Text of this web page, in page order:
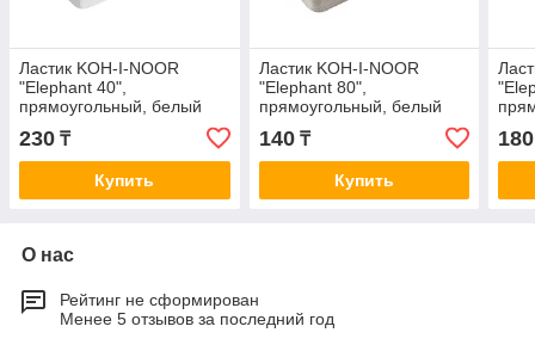
Ластик KOH-I-NOOR
"Elephant 40",
прямоугольный, белый
(36х23х8 мм)
230 ₸
Купить
Ластик KOH-I-NOOR
"Elephant 80",
прямоугольный, белый
(26х19х8 мм)
140₸
Купить
180
О нас
Рейтинг не сформирован
Менее 5 отзывов за последний год